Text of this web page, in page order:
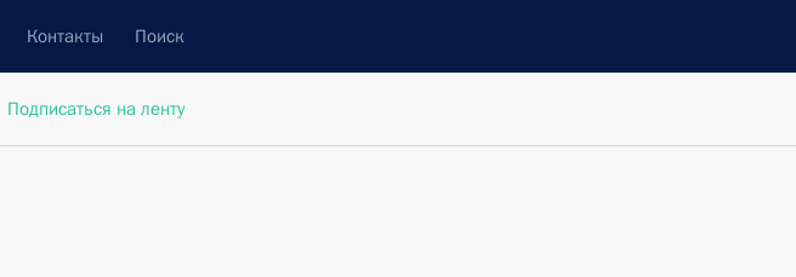
Контакты Поиск
Подписаться на ленту